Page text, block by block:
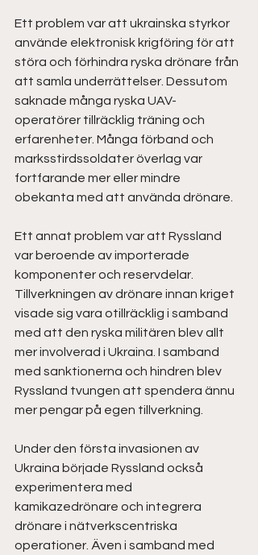
Ett problem var att ukrainska styrkor
använde elektronisk krigföring för att
störa och förhindra ryska drönare från
att samla underrättelser. Dessutom
saknade många ryska UAV-
operatörer tillräcklig träning och
erfarenheter. Många förband och
marksstirdssoldater överlag var
fortfarande mer eller mindre
obekanta med att använda drönare.
Ett annat problem var att Ryssland
var beroende av importerade
komponenter och reservdelar.
Tillverkningen av drönare innan kriget
visade sig vara otillräcklig i samband
med att den ryska militären blev allt
mer involverad i Ukraina. I samband
med sanktionerna och hindren blev
Ryssland tvungen att spendera ännu
mer pengar på egen tillverkning.
Under den första invasionen av
Ukraina började Ryssland också
experimentera med
kamikazedrönare och integrera
drönare i nätverkscentriska
operationer. Även i samband med